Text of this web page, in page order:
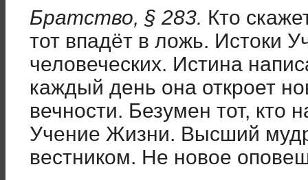
Братство, § 283. Кто
тот впадёт в ложь. Истоки
человеческих. Истина
каждый день она откроет
вечности. Безумен тот, кто
Учение Жизни. Высший
вестником. Не новое